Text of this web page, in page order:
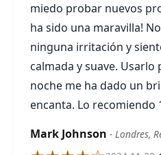
miedo probar nuevos
ha sido una maravilla!
ninguna irritación y
calmada y suave.
noche me ha dado un
encanta. Lo recomiendo
Mark Johnson - Londres,